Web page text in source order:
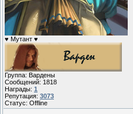
♥ Мутант ♥
Группа: Вардены
Сообщений: 1818
Награды: 1
Репутация: 3073
Статус: Offline